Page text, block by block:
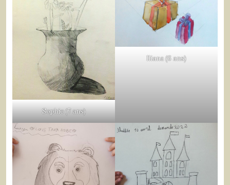
Sophie (7 ans)
Iliana (6 ans)